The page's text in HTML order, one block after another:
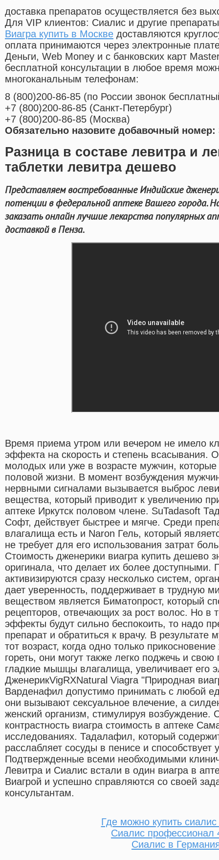
доставка препаратов осуществляется без
Для VIP клиентов: Сиалис и другие
Виагра купить в Москве доставляются
оплата принимаются через электронные
Деньги, Web Money и с банковских карт
бесплатной консультации в любое время
многоканальным телефонам:
8 (800)200-86-85 (по России звонок
+7 (800)200-86-85 (Санкт-Петербург)
+7 (800)200-86-85 (Москва)
Обязательно назовите добавочный номер:
Разница в составе левитра и
таблетки левитра дешево
Представляем востребованные Индийские
потенции в федеральной аптеке Вашего города.
заказать онлайн лучшие лекарства популярных
доставкой в Пенза.
Время приема утром или вечером не имело
эффекта на скорость и степень всасывания.
молодых или уже в возрасте мужчин,
половой жизни. В момент возбуждения
нервными сигналами вызывается выброс
вещества, который приводит к увеличению
аптеке Иркутск половом члене. SuTadasoft
Софт, действует быстрее и мягче. Среди
влагалища есть и Naron Гель, который
не требует для его использования затрат
Стоимость дженерики виагра купить дешево
оригинала, что делает их более доступными.
активизируются сразу несколько систем,
дает уверенность, поддерживает в трудную
веществом является Биматопрост, который
рецепторов, отвечающих за рост волос. Но в
эффекты будут сильно беспокоить, то надо
препарат и обратиться к врачу. В результате
тот возраст, когда одно только
гореть, они могут также легко поджечь и
гладкие мышцы влагалища, увеличивает его
ДженерикVigRXNatural Viagra "Природная
Варденафил допустимо принимать с любой
они вызывают сексуальное влечение, а
женский организм, стимулируя
контрастность виагра стоимость в аптеке
исследованиях. Тадалафил, который
расслабляет сосуды в пенисе и способствует
Подтвержденные всеми необходимыми
Левитра и Сиалис встали в один виагра в
Виагрой и успешно справляются со своей
консультантам.
Где можно купить сиалис
Сиалис профессионал
Сиалис в